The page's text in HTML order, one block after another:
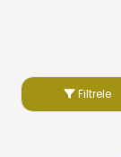
Filtrele